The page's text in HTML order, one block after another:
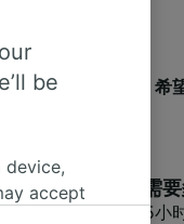
些旅客常见问题，希
到巴黎最快需要
到巴黎最快需要5小
be
accept